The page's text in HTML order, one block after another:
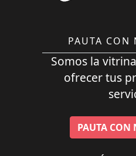
PAUTA CON
Somos la
ofrecer tus
PAUTA CON